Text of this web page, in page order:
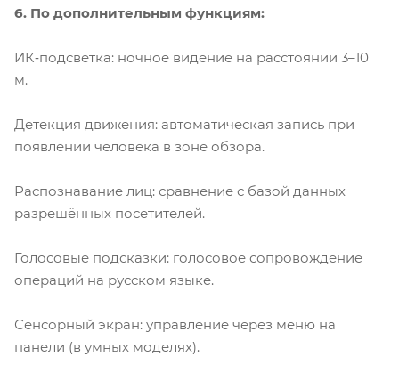
6. По дополнительным функциям:
ИК‑подсветка: ночное видение на расстоянии 3–10
м.
Детекция движения: автоматическая запись при
появлении человека в зоне обзора.
Распознавание лиц: сравнение с базой данных
разрешённых посетителей.
Голосовые подсказки: голосовое сопровождение
операций на русском языке.
Сенсорный экран: управление через меню на
панели (в умных моделях).